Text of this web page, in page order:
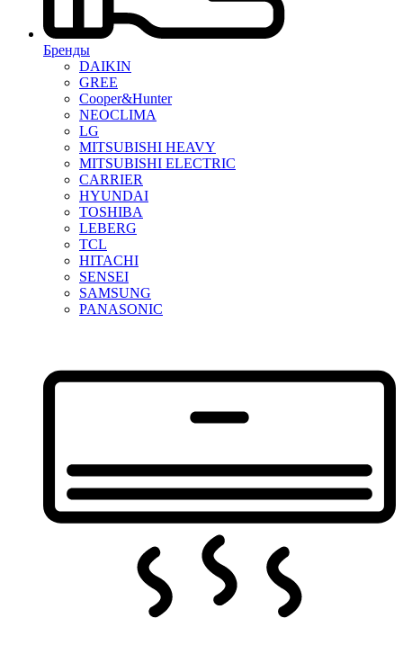
Бренды
DAIKIN
GREE
Cooper&Hunter
NEOCLIMA
LG
MITSUBISHI HEAVY
MITSUBISHI ELECTRIC
CARRIER
HYUNDAI
TOSHIBA
LEBERG
TCL
HITACHI
SENSEI
SAMSUNG
PANASONIC